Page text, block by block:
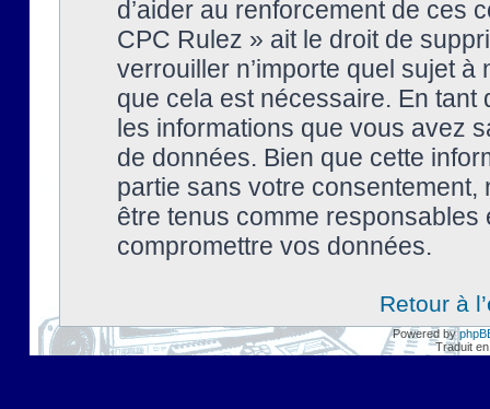
d’aider au renforcement de ces
CPC Rulez » ait le droit de
verrouiller n’importe quel sujet à
que cela est nécessaire. En tant
les informations que vous avez
de données. Bien que cette
partie sans votre
être tenus comme
compromettre vos données.
Retour à
Powered by
Traduit